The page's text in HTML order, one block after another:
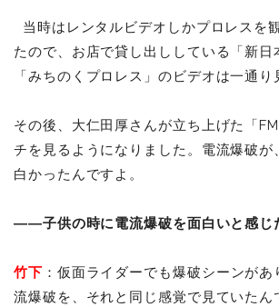
当時はレンタルビデオしかプロレスを
たので、お店で貸し出ししている「新日
「みちのくプロレス」のビデオは一通り
その後、大仁田厚さんが立ち上げた「
チを見るようになりました。電流爆破が
白かったんですよ。
――子供の時に電流爆破を面白いと感じ
竹下 ：仮面ライダーでも爆破シーンが
流爆破を、それと同じ感覚で見ていたん